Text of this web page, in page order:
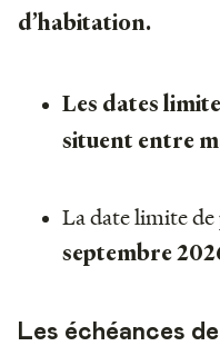
d’habitation.
Les dates
situent entre
La date limite
septembre
Les échéances